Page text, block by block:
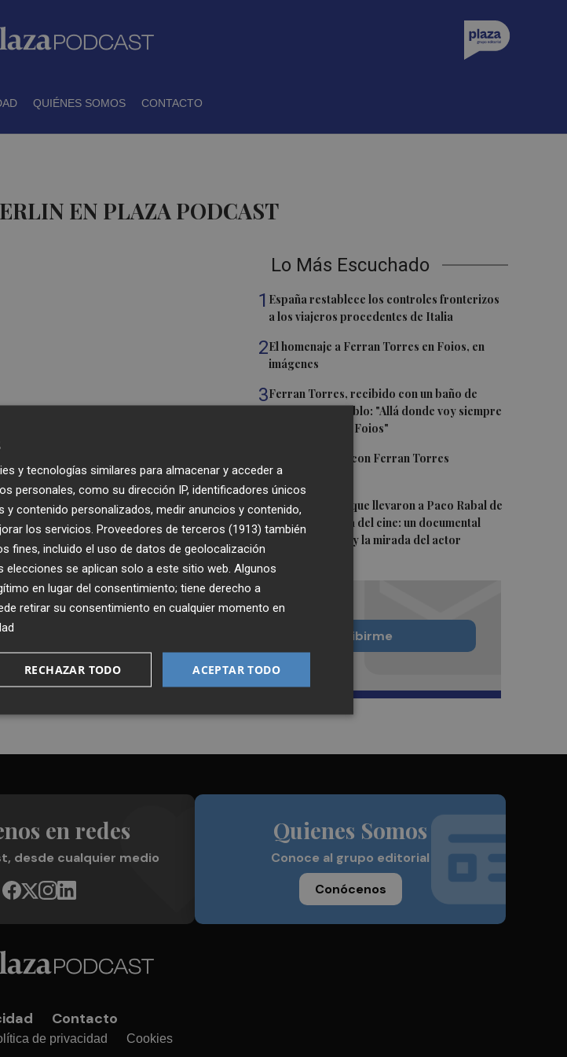
QUIÉNES SOMOS CONTACTO
EN PLAZA PODCAST
Lo Más Escuchado
1 España restablece los controles fronterizos
a los viajeros procedentes de Italia
2El homenaje a Ferran Torres en Foios, en
imágenes
3Ferran Torres, recibido con un baño de
masas en su pueblo: "Allá donde voy siempre
digo que soy de Foios"
Foios se vuelca con Ferran Torres
5Las '200 vidas' que llevaron a Paco Rabal de
Águilas a la cima del cine: un documental
recupera la voz y la mirada del actor
actualidad de
en tu correo
Quiero suscribirme
en redes
desde cualquier medio
Quienes Somos
Conoce al grupo editorial
Conócenos
Contacto
de privacidad Cookies
y tecnologías similares para almacenar y acceder a
personales, como su dirección IP, identificadores únicos
contenido personalizados, medir anuncios y contenido,
los servicios. Proveedores de terceros (1913) también
fines, incluido el uso de datos de geolocalización
se aplican solo a este sitio web. Algunos
en lugar del consentimiento; tiene derecho a
retirar su consentimiento en cualquier momento en
ACEPTAR TODO
RECHAZAR TODO